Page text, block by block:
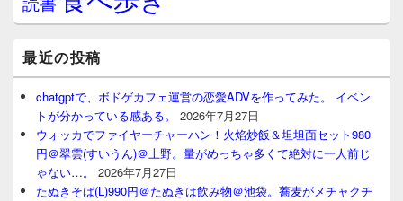
最近の投稿
chatgptで、ボドゲカフェ運営の恋愛ADVを作ってみた。 イベン
トが分かっている感ある。
2026年7月27日
ウォッカでファイヤーチャーハン！火焰炒飯＆坦坦面セット980
円＠翠雲(すいうん)＠上野。量がめっちゃ多くて絶対に一人前じ
ゃない…。
2026年7月27日
たぬきそば(L)990円＠たぬきは飲み物＠池袋。蕎麦がメチャクチ